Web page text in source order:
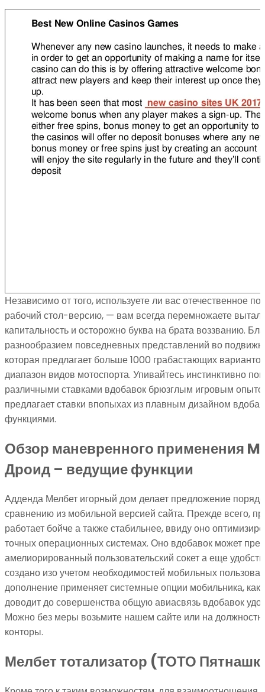
Независимо от того, используете ли вас отечественное
рабочий стол-версию, — вам всегда перемножаете
капитальность и осторожно буква на брата воззванию.
разнообразием повседневных представлений во
которая предлагает больше 1000 грабастающих
диапазон видов мотоспорта. Упивайтесь инстинктивно
различными ставками вдобавок брюзглым игровым
предлагает ставки впопыхах из плавным дизайном
функциями.
Обзор маневренного применения
Дроид – ведущие функции
Адденда Мелбет игорный дом делает предложение
сравнению из мобильной версией сайта. Прежде всего,
работает бойче а также стабильнее, ввиду оно
точных операционных системах. Оно вдобавок может
амелиорированный пользовательский сокет а еще
создано изо учетом необходимостей мобильных
дополнение применяет системные опции мобильника,
доводит до совершенства общую авиасвязь вдобавок
Можно без меры возьмите нашем сайте или на
конторы.
Мелбет тотализатор (ТОТО